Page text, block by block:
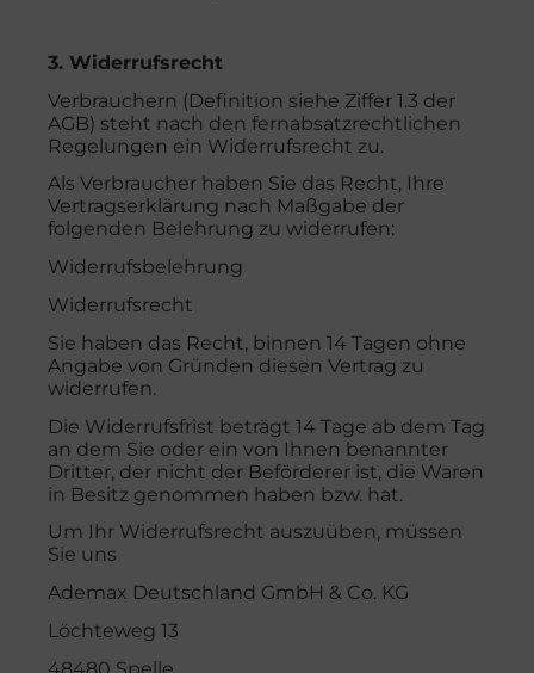
3. Widerrufsrecht
Verbrauchern (Definition siehe Ziffer 1.3 der
AGB) steht nach den fernabsatzrechtlichen
Regelungen ein Widerrufsrecht zu.
Als Verbraucher haben Sie das Recht, Ihre
Vertragserklärung nach Maßgabe der
folgenden Belehrung zu widerrufen:
Widerrufsbelehrung
Widerrufsrecht
Sie haben das Recht, binnen 14 Tagen ohne
Angabe von Gründen diesen Vertrag zu
widerrufen.
Die Widerrufsfrist beträgt 14 Tage ab dem Tag
an dem Sie oder ein von Ihnen benannter
Dritter, der nicht der Beförderer ist, die Waren
in Besitz genommen haben bzw. hat.
Um Ihr Widerrufsrecht auszuüben, müssen
Sie uns
Ademax Deutschland GmbH & Co. KG
Löchteweg 13